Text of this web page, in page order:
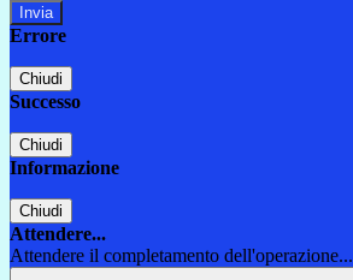
Errore
Chiudi
Successo
Chiudi
Informazione
Chiudi
Attendere...
Attendere il completamento dell'operazione...